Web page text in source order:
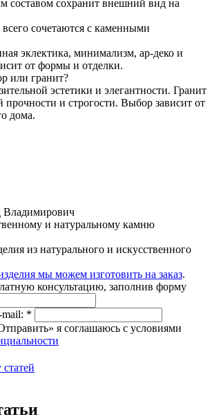
составом сохранит внешний вид на
сочетаются с каменными
эклектика, минимализм, ар-деко и
от формы и отделки.
или гранит?
эстетики и элегантности. Гранит
прочности и строгости. Выбор зависит от
дома.
Владимирович
и натуральному камню
из натурального и искусственного
мы можем изготовить на заказ.
консультацию, заполнив форму
*
я соглашаюсь с условиями